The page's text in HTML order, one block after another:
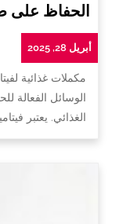
الحفاظ
أبريل 28, 2025
مكملات غذائية
الوسائل الفعالة
الغذائي. يعتبر